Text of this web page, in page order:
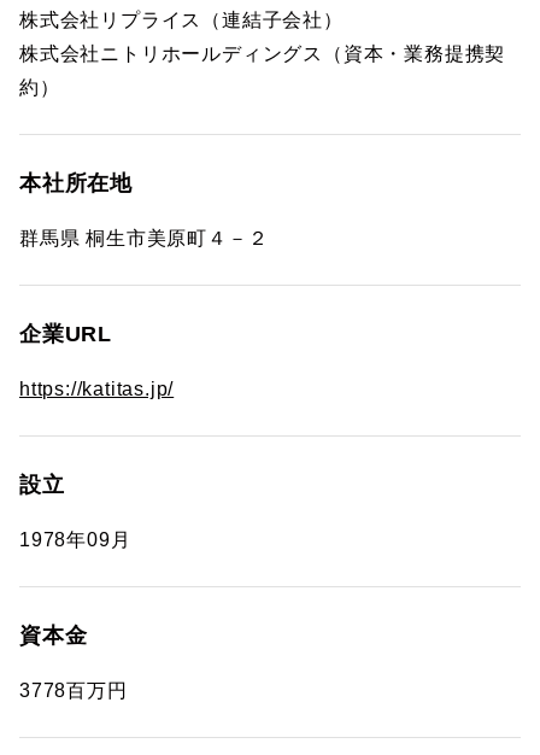
株式会社リプライス（連結子会社）
株式会社ニトリホールディングス（資本・業務提携契
約）
本社所在地
群馬県 桐生市美原町４－２
企業URL
https://katitas.jp/
設立
1978年09月
資本金
3778百万円